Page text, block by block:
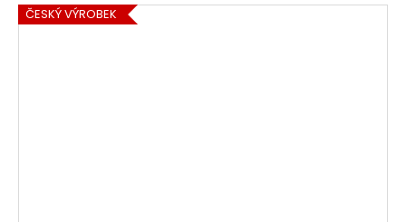
ČESKÝ VÝROBEK